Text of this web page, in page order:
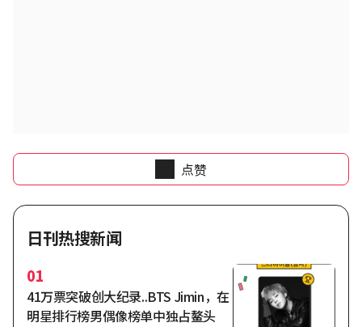
点赞
日刊热搜新闻
01
41万票突破创大纪录..BTS Jimin，在
明星排行榜男偶像榜单中独占鳌头